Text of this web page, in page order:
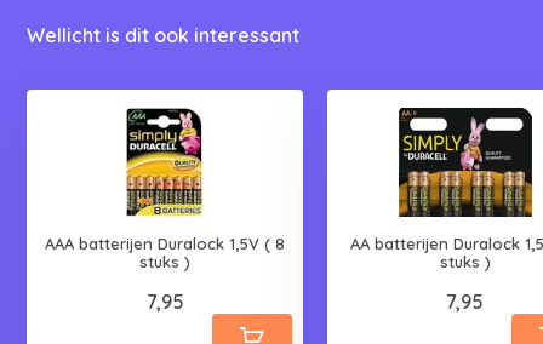
Wellicht is dit ook interessant
AAA batterijen Duralock 1,5V ( 8
stuks )
7,95
AA batterijen Duralock
stuks )
7,95